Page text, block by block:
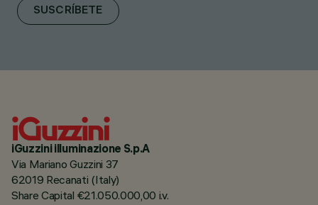
SUSCRÍBETE
iGuzzini illuminazione S.p.A
Via Mariano Guzzini 37
62019 Recanati (Italy)
Share Capital €21.050.000,00 i.v.